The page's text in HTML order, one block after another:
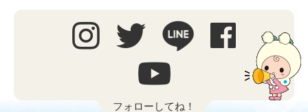
フォローしてね！